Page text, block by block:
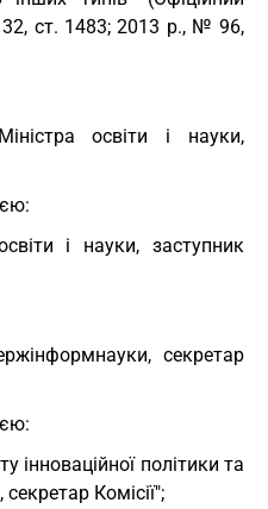
ст. 1483; 2013 р., № 96,
освіти і науки,
і науки, заступник
секретар
інноваційної політики та
Комісії";